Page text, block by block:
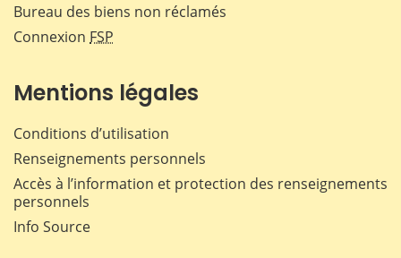
Bureau des biens non réclamés
Connexion FSP
Mentions légales
Conditions d’utilisation
Renseignements personnels
Accès à l’information et protection des renseignements
personnels
Info Source